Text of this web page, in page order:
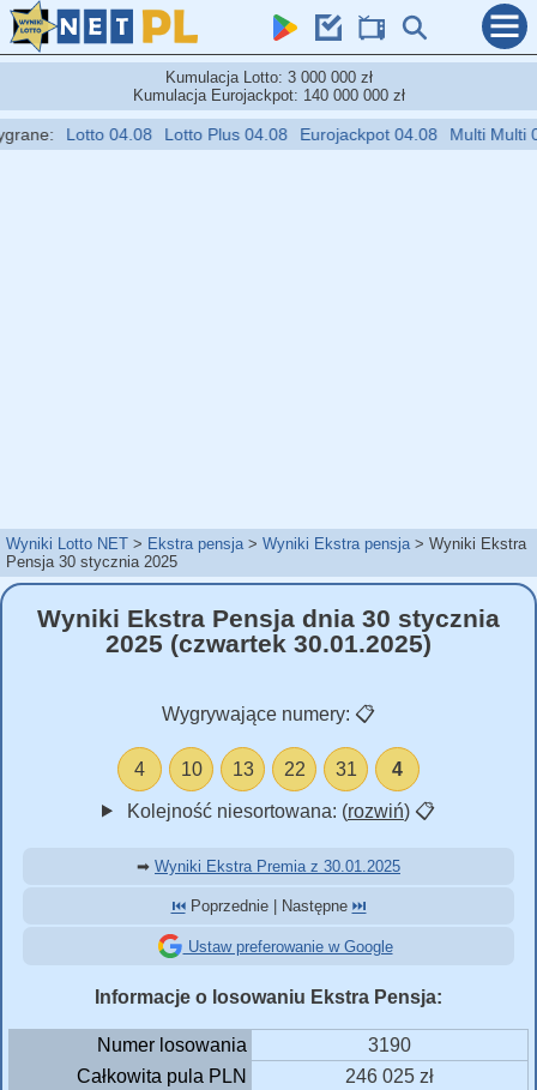
Kumulacja Lotto: 3 000 000 zł
Kumulacja Eurojackpot: 140 000 000 zł
Lotto 04.08 Lotto Plus 04.08 Eurojackpot 04.08 Multi Multi
Wyniki Lotto NET Ekstra pensja Wyniki Ekstra pensja
Wyniki Ekstra
Pensja 30 stycznia 2025
Wyniki Ekstra Pensja dnia 30 stycznia
2025 (czwartek 30.01.2025)
Wygrywające numery: 📋
4 10 13 22 31 4
Kolejność niesortowana: (rozwiń) 📋
➡ Wyniki Ekstra Premia z 30.01.2025
⏮️Poprzednie | Następne ⏭️
Ustaw preferowanie w Google
Informacje o losowaniu Ekstra Pensja:
Numer losowania
3190
Całkowita pula PLN
246 025 zł